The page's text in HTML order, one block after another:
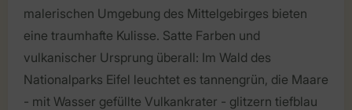
malerischen Umgebung des Mittelgebirges bieten
eine traumhafte Kulisse. Satte Farben und
vulkanischer Ursprung überall: Im Wald des
Nationalparks Eifel leuchtet es tannengrün, die Maare
- mit Wasser gefüllte Vulkankrater - glitzern tiefblau